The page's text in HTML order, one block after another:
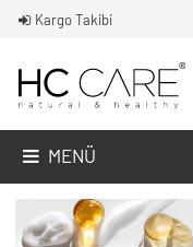
Kargo Takibi
MENÜ